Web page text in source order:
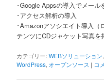
･Google Appsの導入でメール
･アクセス解析の導入
･Amazonアソシエイト導入（
テンツにCDジャケット写真を
カテゴリー:WEBソリューション
WordPress, オープンソース | コ